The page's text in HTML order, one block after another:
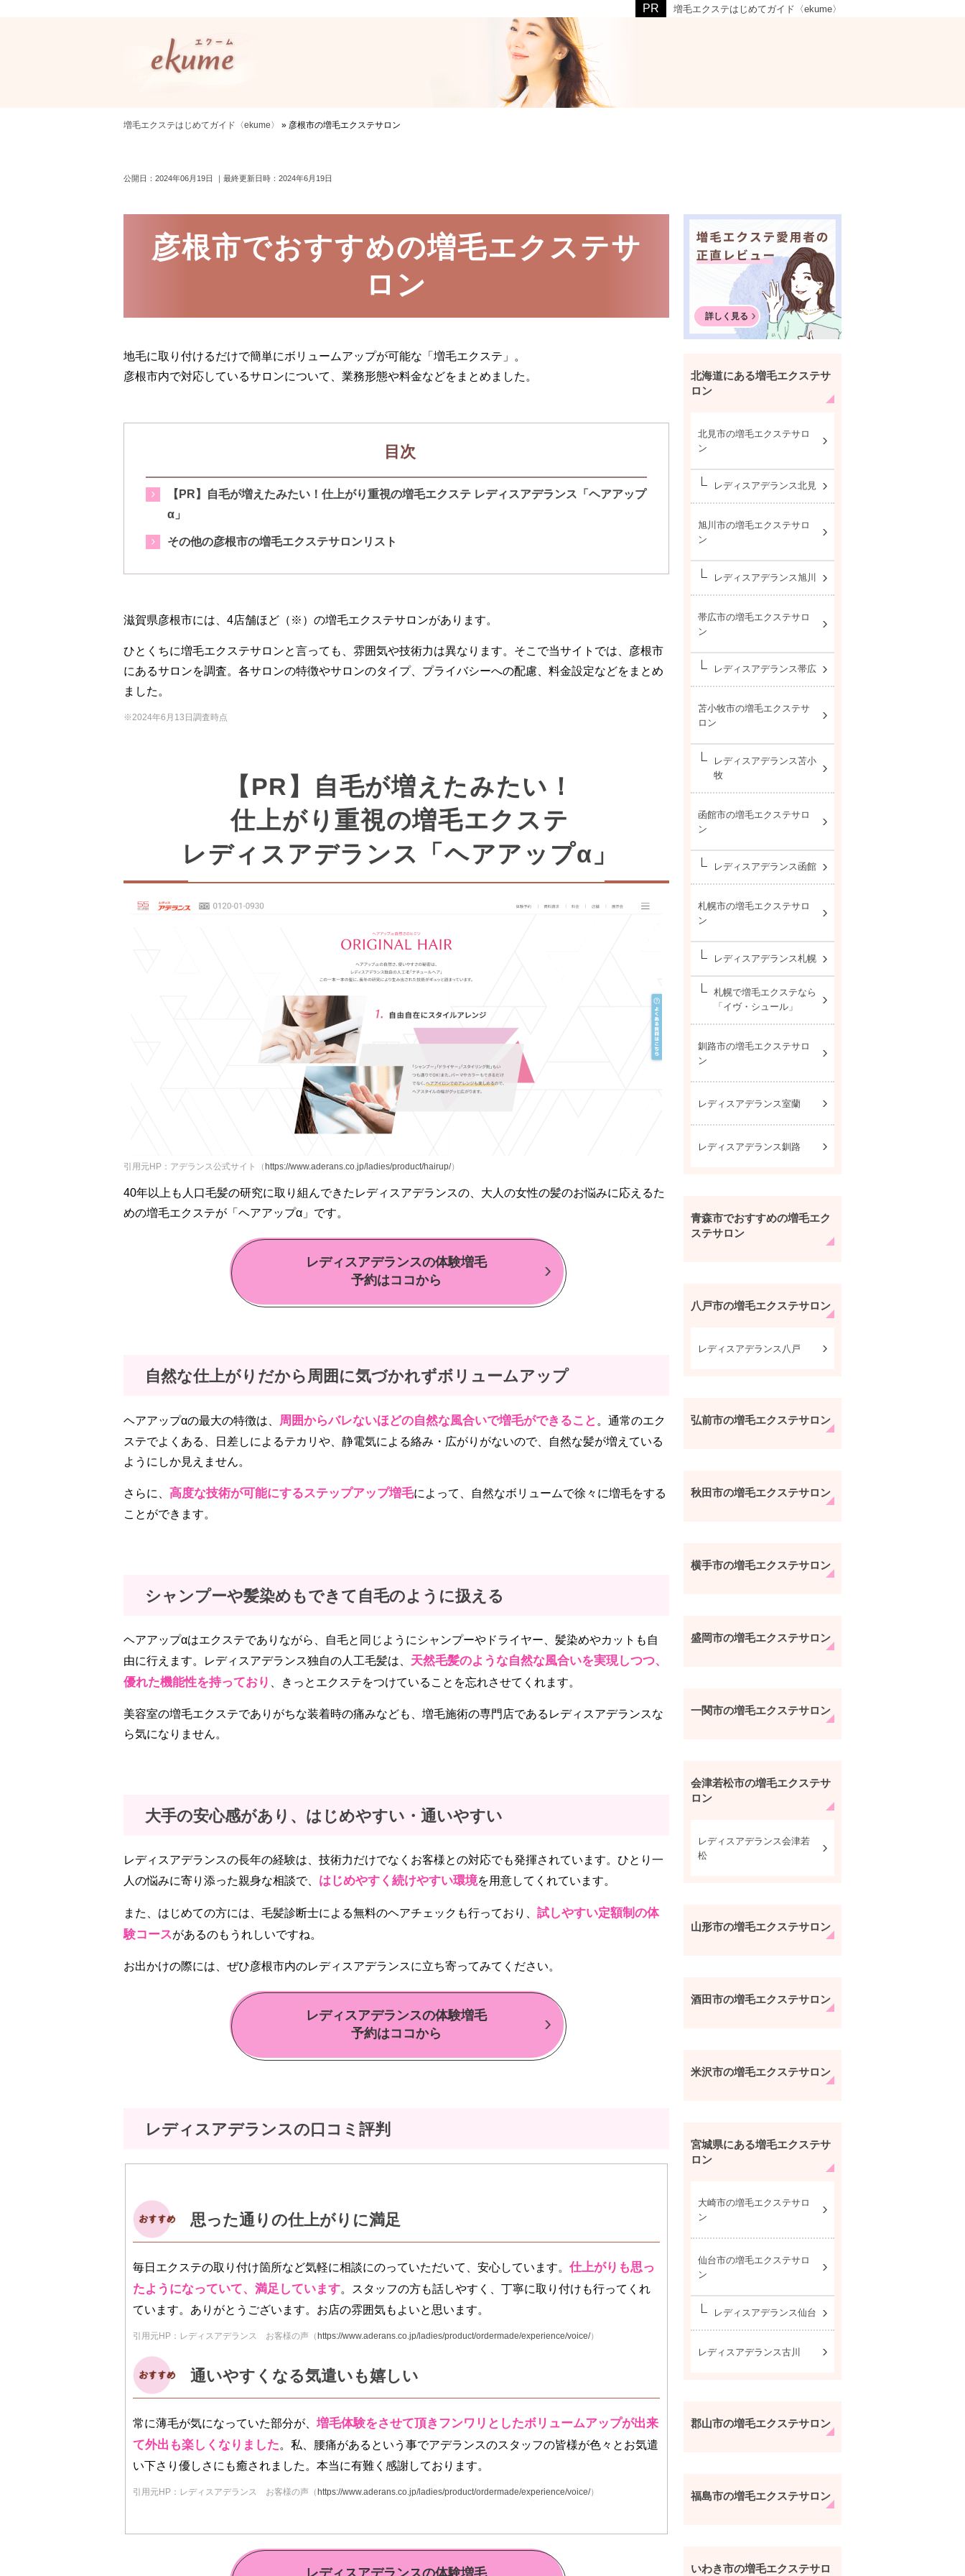
増毛エクステはじめてガイド〈ekume〉
増毛エクステはじめてガイド〈ekume〉 » 彦根市の増毛エクステサロン
公開日：2024年06月19日 ｜最終更新日時：2024年6月19日
彦根市でおすすめの増毛エクステサ
ロン
地毛に取り付けるだけで簡単にボリュームアップが可能な「増毛エクステ」。
彦根市内で対応しているサロンについて、業務形態や料金などをまとめました。
目次
【PR】自毛が増えたみたい！仕上がり重視の増毛エクステ レディスアデランス「ヘアアップ
α」
その他の彦根市の増毛エクステサロンリスト
滋賀県彦根市には、4店舗ほど（※）の増毛エクステサロンがあります。
ひとくちに増毛エクステサロンと言っても、雰囲気や技術力は異なります。そこで当サイトでは、彦根市
にあるサロンを調査。各サロンの特徴やサロンのタイプ、プライバシーへの配慮、料金設定などをまとめ
ました。
※2024年6月13日調査時点
【PR】自毛が増えたみたい！
仕上がり重視の増毛エクステ
レディスアデランス「ヘアアップα」
引用元HP：アデランス公式サイト（https://www.aderans.co.jp/ladies/product/hairup/）
40年以上も人口毛髪の研究に取り組んできたレディスアデランスの、大人の女性の髪のお悩みに応えるた
めの増毛エクステが「ヘアアップα」です。
レディスアデランスの体験増毛
予約はココから
自然な仕上がりだから周囲に気づかれずボリュームアップ
ヘアアップαの最大の特徴は、 周囲からバレないほどの自然な風合いで増毛ができること 。通常のエク
ステでよくある、日差しによるテカリや、静電気による絡み・広がりがないので、自然な髪が増えている
ようにしか見えません。
さらに、 高度な技術が可能にするステップアップ増毛によって、自然なボリュームで徐々に増毛をする
ことができます。
シャンプーや髪染めもできて自毛のように扱える
ヘアアップαはエクステでありながら、自毛と同じようにシャンプーやドライヤー、髪染めやカットも自
由に行えます。レディスアデランス独自の人工毛髪は、 天然毛髪のような自然な風合いを実現しつつ、
優れた機能性を持っており
、きっとエクステをつけていることを忘れさせてくれます。
美容室の増毛エクステでありがちな装着時の痛みなども、増毛施術の専門店であるレディスアデランスな
ら気になりません。
大手の安心感があり、はじめやすい・通いやすい
レディスアデランスの長年の経験は、技術力だけでなくお客様との対応でも発揮されています。ひとり一
人の悩みに寄り添った親身な相談で、 はじめやすく続けやすい環境を用意してくれています。
また、はじめての方には、毛髪診断士による無料のヘアチェックも行っており、 試しやすい定額制の体
験コースがあるのもうれしいですね。
お出かけの際には、ぜひ彦根市内のレディスアデランスに立ち寄ってみてください。
レディスアデランスの体験増毛
予約はココから
レディスアデランスの口コミ評判
思った通りの仕上がりに満足
毎日エクステの取り付け箇所など気軽に相談にのっていただいて、安心しています。 仕上がりも思っ
たようになっていて、満足しています。スタッフの方も話しやすく、丁寧に取り付けも行ってくれ
ています。ありがとうございます。お店の雰囲気もよいと思います。
引用元HP：レディスアデランス お客様の声（https://www.aderans.co.jp/ladies/product/ordermade/experience/voice/）
通いやすくなる気遣いも嬉しい
常に薄毛が気になっていた部分が、 増毛体験をさせて頂きフンワリとしたボリュームアップが出来
て外出も楽しくなりました。私、腰痛があるという事でアデランスのスタッフの皆様が色々とお気遣
い下さり優しさにも癒されました。本当に有難く感謝しております。
引用元HP：レディスアデランス お客様の声（https://www.aderans.co.jp/ladies/product/ordermade/experience/voice/）
レディスアデランスの体験増毛
詳しく見る
北海道にある増毛エクステサ
ロン
北見市の増毛エクステサロ
ン
レディスアデランス北見
旭川市の増毛エクステサロ
ン
レディスアデランス旭川
帯広市の増毛エクステサロ
ン
レディスアデランス帯広
苫小牧市の増毛エクステサ
ロン
レディスアデランス苫小
牧
函館市の増毛エクステサロ
ン
レディスアデランス函館
札幌市の増毛エクステサロ
ン
レディスアデランス札幌
札幌で増毛エクステなら
「イヴ・シュール」
釧路市の増毛エクステサロ
ン
レディスアデランス室蘭
レディスアデランス釧路
青森市でおすすめの増毛エク
ステサロン
八戸市の増毛エクステサロン
レディスアデランス八戸
弘前市の増毛エクステサロン
秋田市の増毛エクステサロン
横手市の増毛エクステサロン
盛岡市の増毛エクステサロン
一関市の増毛エクステサロン
会津若松市の増毛エクステサ
ロン
レディスアデランス会津若
松
山形市の増毛エクステサロン
酒田市の増毛エクステサロン
米沢市の増毛エクステサロン
宮城県にある増毛エクステサ
ロン
大崎市の増毛エクステサロ
ン
仙台市の増毛エクステサロ
ン
レディスアデランス仙台
レディスアデランス古川
郡山市の増毛エクステサロン
福島市の増毛エクステサロン
いわき市の増毛エクステサロ